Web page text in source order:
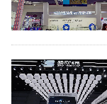
投
資
樓
市